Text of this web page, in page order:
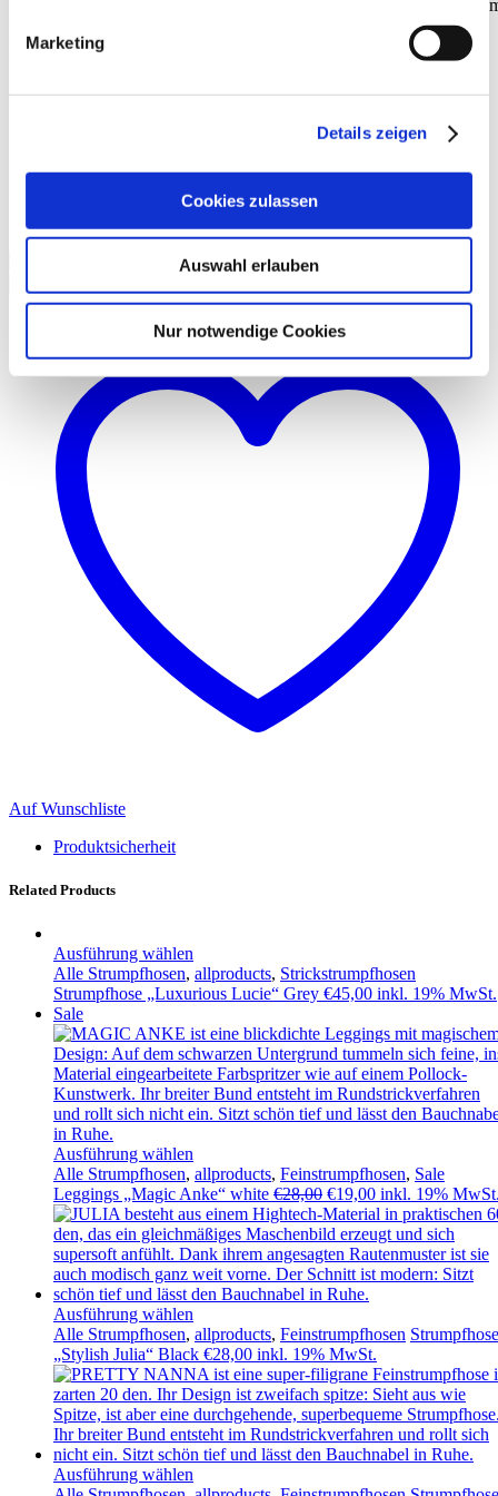
Marketing
Details zeigen
Cookies zulassen
Auswahl erlauben
Nur notwendige Cookies
Welche Größe du brauchst? Ganz einfach: Wenn du kleiner als 1,70
bist, nimmst du die eine, ansonsten die andere - supereinfach.
Funktioniert im Größenspektrum 32 bis 42.
Material und Waschanleitung
nicht trocknergeeignet, nicht bügeln, nicht chem. reinigen, nicht
Größe Löschen
Auf Wunschliste
Produktsicherheit
Related Products
Ausführung wählen
Alle Strumpfhosen, allproducts, Strickstrumpfhosen
Strumpfhose „Luxurious Lucie“ Grey €45,00 inkl. 19% MwSt.
Sale
Ausführung wählen
Alle Strumpfhosen, allproducts, Feinstrumpfhosen, Sale
Leggings „Magic Anke“ white €28,00 Ursprünglicher
Preis
war:
€28,00
€19,00Aktueller
Preis
ist:
€19,00.
inkl. 19%
Ausführung wählen
Alle Strumpfhosen, allproducts, Feinstrumpfhosen Strumpfhose
„Stylish Julia“ Black €28,00 inkl. 19% MwSt.
Ausführung wählen